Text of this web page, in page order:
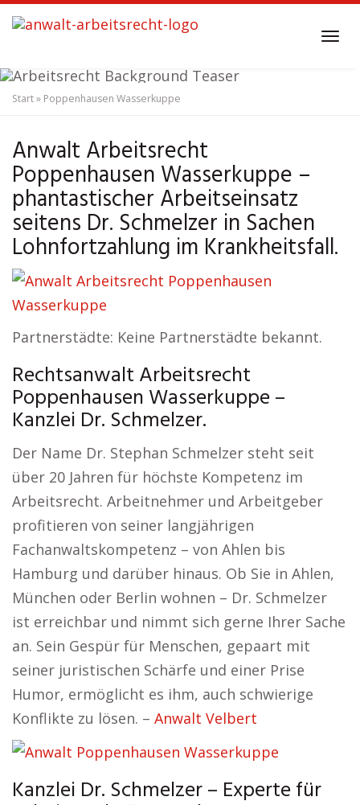
Skip
to
content
Anwalt Arbeitsrecht
Poppenhausen Wasserkuppe
Start» Poppenhausen Wasserkuppe
Anwalt Arbeitsrecht
Poppenhausen Wasserkuppe –
phantastischer Arbeitseinsatz
seitens Dr. Schmelzer in Sachen
Lohnfortzahlung im Krankheitsfall.
Partnerstädte: Keine Partnerstädte bekannt.
Rechtsanwalt Arbeitsrecht
Poppenhausen Wasserkuppe –
Kanzlei Dr. Schmelzer.
Der Name Dr. Stephan Schmelzer steht seit
über 20 Jahren für höchste Kompetenz im
Arbeitsrecht. Arbeitnehmer und Arbeitgeber
profitieren von seiner langjährigen
Fachanwaltskompetenz – von Ahlen bis
Hamburg und darüber hinaus. Ob Sie in Ahlen,
München oder Berlin wohnen – Dr. Schmelzer
ist erreichbar und nimmt sich gerne Ihrer Sache
an. Sein Gespür für Menschen, gepaart mit
seiner juristischen Schärfe und einer Prise
Humor, ermöglicht es ihm, auch schwierige
Konflikte zu lösen. – Anwalt Velbert
Kanzlei Dr. Schmelzer – Experte für